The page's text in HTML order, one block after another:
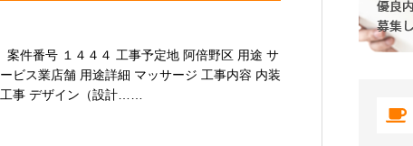
案件番号 １４４４ 工事予定地 阿倍野区 用途 サ
ービス業店舗 用途詳細 マッサージ 工事内容 内装
工事 デザイン（設計……